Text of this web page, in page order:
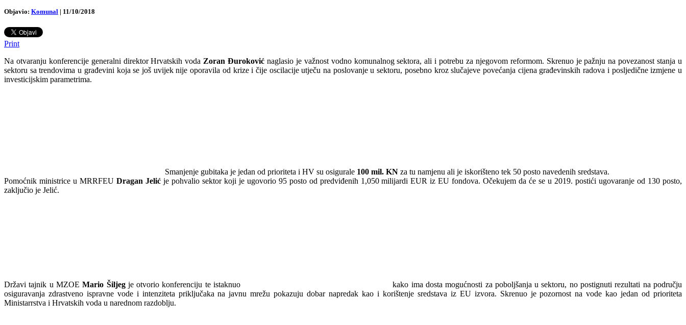
Objavio: Komunal | 11/10/2018
Print
Na otvaranju konferencije generalni direktor Hrvatskih voda Zoran Đuroković naglasio je važnost vodno komunalnog sektora, ali i potrebu za njegovom reformom. Skrenuo je pažnju na povezanost stanja u
sektoru sa trendovima u građevini koja se još uvijek nije oporavila od krize i čije oscilacije utječu na poslovanje u sektoru, posebno kroz slučajeve povećanja cijena građevinskih radova i posljedične izmjene u
investicijskim parametrima.
Smanjenje gubitaka je jedan od prioriteta i HV su osigurale 100 mil. KN za tu namjenu ali je iskorišteno tek 50 posto navedenih sredstava.
Pomoćnik ministrice u MRRFEU Dragan Jelićje pohvalio sektor koji je ugovorio 95 posto od predviđenih 1,050 milijardi EUR iz EU fondova. Očekujem da će se u 2019. postići ugovaranje od 130 posto,
zaključio je Jelić.
Državi tajnik u MZOEMario Šiljegje otvorio konferenciju te istaknuo
kako ima dosta mogućnosti za poboljšanja u sektoru, no postignuti rezultati na području
osiguravanja zdrastveno ispravne vode i intenziteta priključaka na javnu mrežu pokazuju dobar napredak kao i korištenje sredstava iz EU izvora. Skrenuo je pozornost na vode kao jedan od prioriteta
Ministarrstva i Hrvatskih voda u narednom razdoblju.